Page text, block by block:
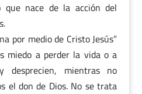
que nace de la acción del
por medio de Cristo Jesús”
miedo a perder la vida o a
desprecien, mientras no
el don de Dios. No se trata